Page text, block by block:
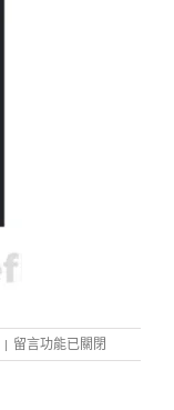
| 在
〈樂
留言功能已關閉